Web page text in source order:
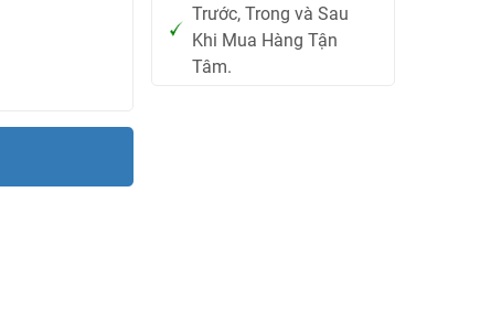
Trước, Trong và Sau
Khi Mua Hàng Tận
Tâm.